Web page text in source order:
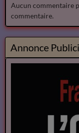
Aucun commentaire
commentaire.
Annonce